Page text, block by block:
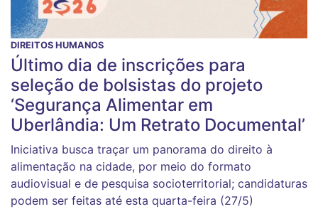
DIREITOS HUMANOS
Último dia de inscrições para
seleção de bolsistas do projeto
‘Segurança Alimentar em
Uberlândia: Um Retrato Documental’
Iniciativa busca traçar um panorama do direito à
alimentação na cidade, por meio do formato
audiovisual e de pesquisa socioterritorial; candidaturas
podem ser feitas até esta quarta-feira (27/5)